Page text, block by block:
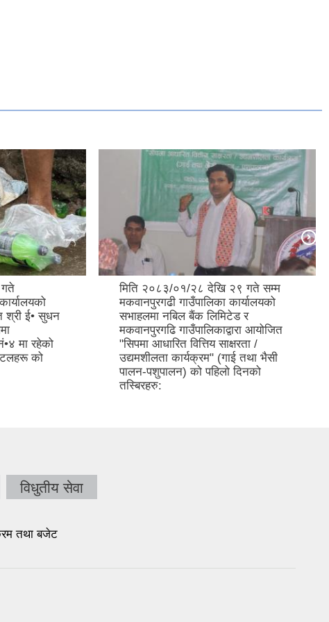
श्री ई• सुधन
मा रहेको
को
मिति २०८३/०१/२८ देखि २९ गते सम्म
मकवानपुरगढी गाउँपालिका कार्यालयको
सभाहलमा नबिल बैंक लिमिटेड र
मकवानपुरगढि गाउँपालिकाद्वारा आयोजित
"सिपमा आधारित वित्तिय साक्षरता /
उद्यमशीलता कार्यक्रम" (गाई तथा भैसी
पालन-पशुपालन) को पहिलो दिनको
तस्बिरहरु:
विधुतीय सेवा
तथा बजेट